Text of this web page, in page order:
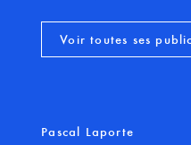
Voir toutes ses
Pascal Laporte